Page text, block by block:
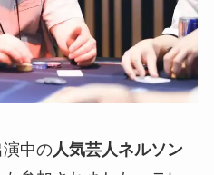
中の人気芸人ネルソン